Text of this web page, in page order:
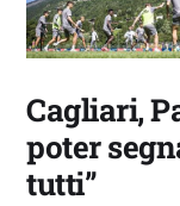
Cagliari,
poter
tutti”